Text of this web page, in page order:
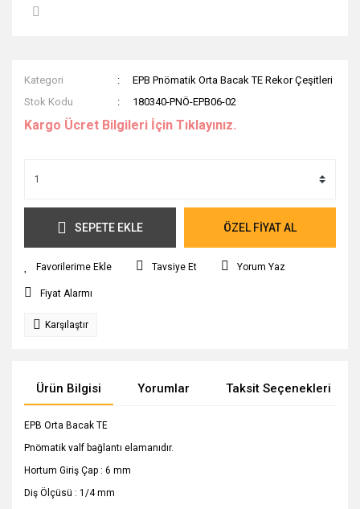
Kategori
EPB Pnömatik Orta Bacak TE Rekor Çeşitleri
Stok Kodu
180340-PNÖ-EPB06-02
Kargo Ücret Bilgileri İçin Tıklayınız.
SEPETE EKLE ÖZEL FİYAT AL
Tavsiye Et Yorum Yaz
Fiyat Alarmı
Karşılaştır
Ürün Bilgisi Yorumlar Taksit Seçenekleri
EPB Orta Bacak TE
Pnömatik valf bağlantı elamanıdır.
Hortum Giriş Çap : 6 mm
Diş Ölçüsü : 1/4 mm